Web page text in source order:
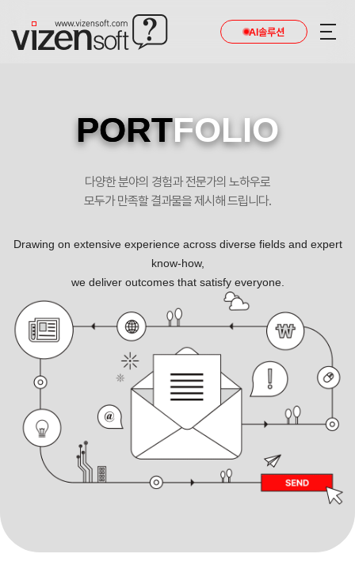
AI솔루션
대연철강 포트폴리오
PORTFOLIO
다양한 분야의 경험과 전문가의 노하우로
모두가 만족할 결과물을 제시해 드립니다.
Drawing on extensive experience across diverse fields and expert
know-how,
we deliver outcomes that satisfy everyone.